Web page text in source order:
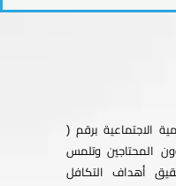
الاجتماعية برقم (
بشؤون المحتاجين وتلمس
أهداف التكافل